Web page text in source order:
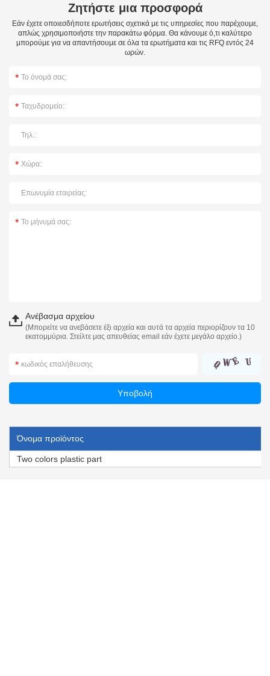
Ζητήστε μια προσφορά
Εάν έχετε οποιεσδήποτε ερωτήσεις σχετικά με τις υπηρεσίες που παρέχουμε,
απλώς χρησιμοποιήστε την παρακάτω φόρμα. Θα κάνουμε ό,τι καλύτερο
μπορούμε για να απαντήσουμε σε όλα τα ερωτήματα και τις RFQ εντός 24
ωρών.
Ανέβασμα αρχείου
(Μπορείτε να ανεβάσετε έξι αρχεία και αυτά τα αρχεία περιορίζουν τα 10
εκατομμύρια. Στείλτε μας απευθείας email εάν έχετε μεγάλο αρχείο.)
Όνομα προϊόντος
Two colors plastic part